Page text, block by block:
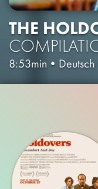
THE
8:53min • Deutsch